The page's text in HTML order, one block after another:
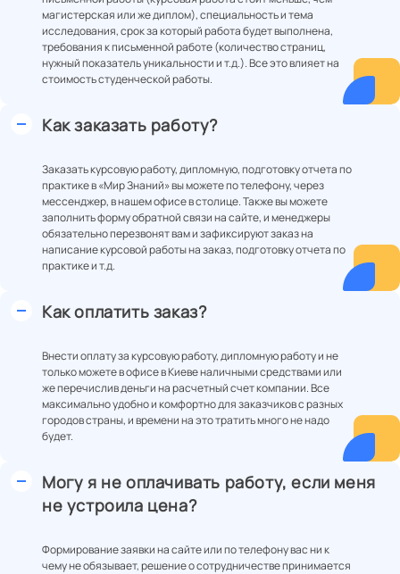
магистерская или же диплом), специальность и тема
исследования, срок за который работа будет выполнена,
требования к письменной работе (количество страниц,
нужный показатель уникальности и т.д.). Все это влияет на
стоимость студенческой работы.
Как заказать работу?
Заказать курсовую работу, дипломную, подготовку отчета по
практике в «Мир Знаний» вы можете по телефону, через
мессенджер, в нашем офисе в столице. Также вы можете
заполнить форму обратной связи на сайте, и менеджеры
обязательно перезвонят вам и зафиксируют заказ на
написание курсовой работы на заказ, подготовку отчета по
практике и т.д.
Как оплатить заказ?
Внести оплату за курсовую работу, дипломную работу и не
только можете в офисе в Киеве наличными средствами или
же перечислив деньги на расчетный счет компании. Все
максимально удобно и комфортно для заказчиков с разных
городов страны, и времени на это тратить много не надо
будет.
Могу я не оплачивать работу, если меня
не устроила цена?
Формирование заявки на сайте или по телефону вас ни к
чему не обязывает, решение о сотрудничестве принимается